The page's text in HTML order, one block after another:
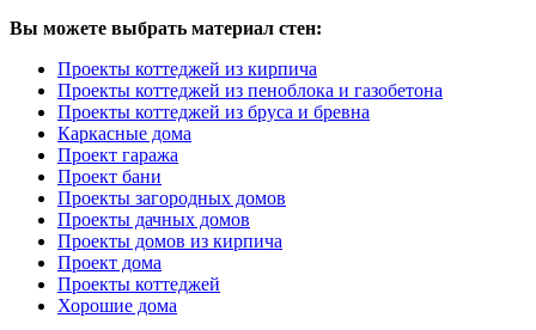
Вы можете выбрать материал стен:
Проекты коттеджей из кирпича
Проекты коттеджей из пеноблока и газобетона
Проекты коттеджей из бруса и бревна
Каркасные дома
Проект гаража
Проект бани
Проекты загородных домов
Проекты дачных домов
Проекты домов из кирпича
Проект дома
Проекты коттеджей
Хорошие дома